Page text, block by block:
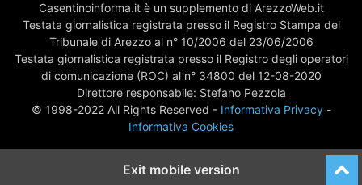
Casentinoinforma.it è un supplemento di ArezzoWeb.it
Testata giornalistica registrata presso il Registro Stampa del
Tribunale di Arezzo al n° 10/2006 del 23/06/2006
Testata giornalistica registrata presso il Registro degli operatori
di comunicazione (ROC) al n° 34800 del 12-08-2020
Direttore responsabile: Stefano Pezzola
© 1998-2022 All Rights Reserved - Informativa Privacy-
Informativa Cookies
Exit mobile version